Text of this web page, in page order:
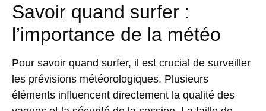
Savoir quand surfer :
l’importance de la météo
Pour savoir quand surfer, il est crucial de surveiller
les prévisions météorologiques. Plusieurs
éléments influencent directement la qualité des